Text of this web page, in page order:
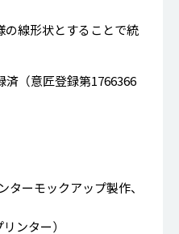
の線形状とすることで統
（意匠登録第1766366
ターモックアップ製作、
ンター）